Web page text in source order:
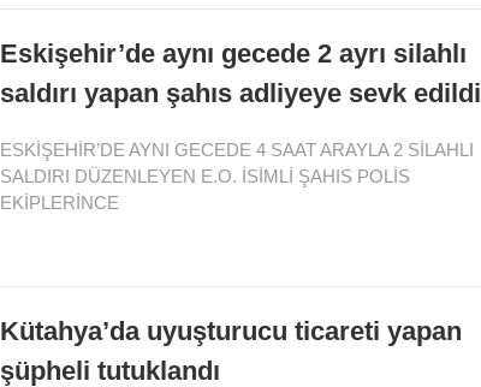
Eskişehir’de aynı gecede 2 ayrı silahlı
saldırı yapan şahıs adliyeye sevk edildi
ESKİŞEHİR’DE AYNI GECEDE 4 SAAT ARAYLA 2 SİLAHLI
SALDIRI DÜZENLEYEN E.O. İSİMLİ ŞAHIS POLİS
EKİPLERİNCE
Kütahya’da uyuşturucu ticareti yapan
şüpheli tutuklandı